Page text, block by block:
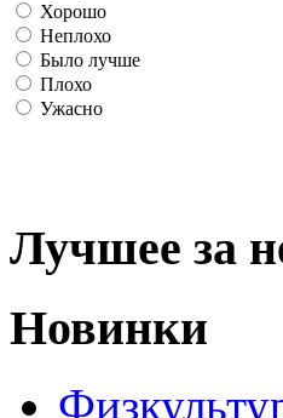
Хорошо
Неплохо
Было лучше
Плохо
Ужасно
Лучшее за
Новинки